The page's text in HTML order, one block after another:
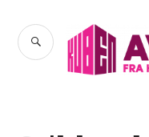
innhold
SØK